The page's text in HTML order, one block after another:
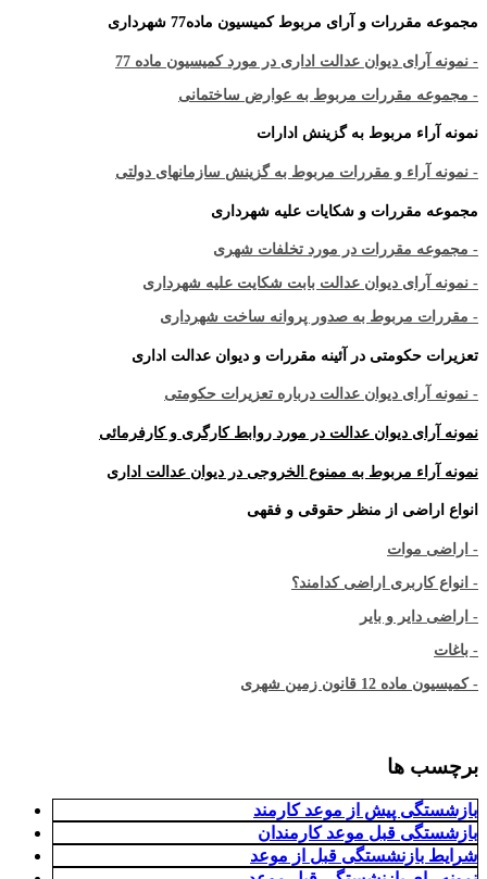
مجموعه مقررات و آرای مربوط کمیسیون ماده77 شهرداری
- نمونه آرای دیوان عدالت اداری در مورد کمیسیون ماده 77
- مجموعه مقررات مربوط به عوارض ساختمانی
نمونه آراء مربوط به گزینش ادارات
- نمونه آراء و مقررات مربوط به گزینش سازمانهای دولتی
مجموعه مقررات و شکایات علیه شهرداری
- مجموعه مقررات در مورد تخلفات شهری
- نمونه آرای دیوان عدالت بابت شکایت علیه شهرداری
- مقررات مربوط به صدور پروانه ساخت شهرداری
تعزیرات حکومتی در آئینه مقررات و دیوان عدالت اداری
- نمونه آرای دیوان عدالت درباره تعزیرات حکومتی
نمونه آرای دیوان عدالت در مورد روابط کارگری و کارفرمائی
نمونه آراء مربوط به ممنوع الخروجی در دیوان عدالت اداری
انواع اراضی از منظر حقوقی و فقهی
- اراضی موات
- انواع کاربری اراضی کدامند؟
- اراضی دایر و بایر
- باغات
- کمیسیون ماده 12 قانون زمین شهری
برچسب ها
بازشستگی پیش از موعد کارمند
بازشستگی قبل موعد کارمندان
شرایط بازنشستگی قبل از موعد